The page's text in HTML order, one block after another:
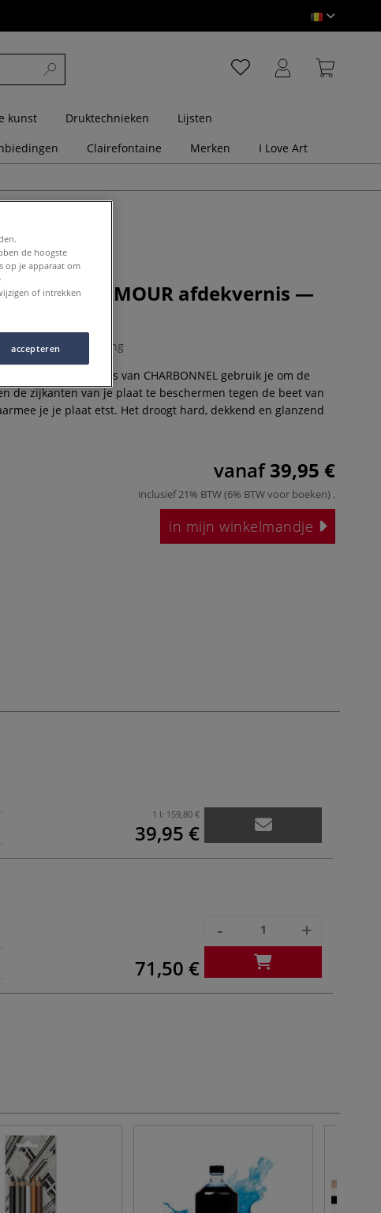
kunst Druktechnieken
Lijsten
Clairefontaine Merken I Love Art
| LAMOUR afdekvernis —
0 Beoordeling
LAMOUR afdekvernis van CHARBONNEL gebruik je om de
de zijkanten van je plaat te beschermen tegen de beet van
je je plaat etst. Het droogt hard, dekkend en glanzend
vanaf 39,95 €
inclusief 21% BTW (6% BTW voor boeken) .
in mijn winkelmandje
1 l: 159,80 €
39,95 €
71,50 €
- +
de hoogste
op je apparaat om
of intrekken
accepteren